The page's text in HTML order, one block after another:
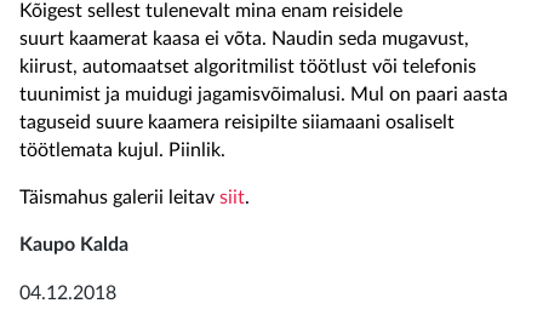
Kõigest sellest tulenevalt mina enam reisidele
suurt kaamerat kaasa ei võta. Naudin seda mugavust,
kiirust, automaatset algoritmilist töötlust või telefonis
tuunimist ja muidugi jagamisvõimalusi. Mul on paari aasta
taguseid suure kaamera reisipilte siiamaani osaliselt
töötlemata kujul. Piinlik.
Täismahus galerii leitav siit.
Kaupo Kalda
04.12.2018